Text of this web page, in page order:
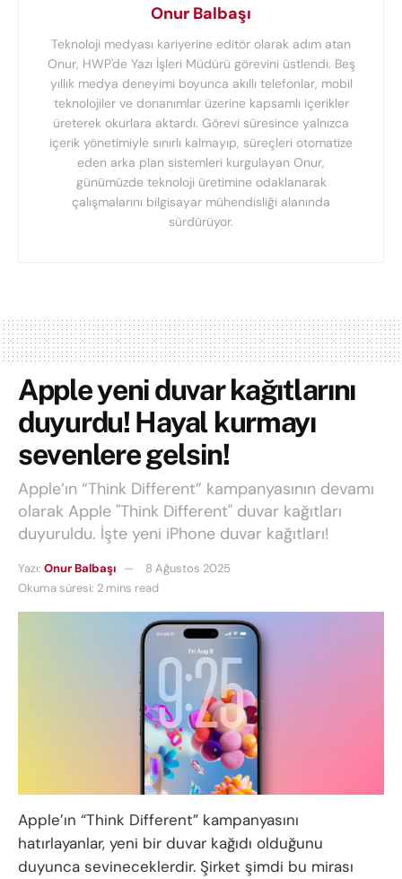
Onur Balbaşı
Teknoloji medyası kariyerine editör olarak adım atan
Onur, HWP'de Yazı İşleri Müdürü görevini üstlendi. Beş
yıllık medya deneyimi boyunca akıllı telefonlar, mobil
teknolojiler ve donanımlar üzerine kapsamlı içerikler
üreterek okurlara aktardı. Görevi süresince yalnızca
içerik yönetimiyle sınırlı kalmayıp, süreçleri otomatize
eden arka plan sistemleri kurgulayan Onur,
günümüzde teknoloji üretimine odaklanarak
çalışmalarını bilgisayar mühendisliği alanında
sürdürüyor.
Apple yeni duvar kağıtlarını
duyurdu! Hayal kurmayı
sevenlere gelsin!
Apple’ın “Think Different” kampanyasının devamı
olarak Apple "Think Different" duvar kağıtları
duyuruldu. İşte yeni iPhone duvar kağıtları!
Yazı: Onur Balbaşı
8 Ağustos 2025
Okuma süresi: 2 mins read
Apple’ın “Think Different” kampanyasını
hatırlayanlar, yeni bir duvar kağıdı olduğunu
duyunca sevineceklerdir. Şirket şimdi bu mirası